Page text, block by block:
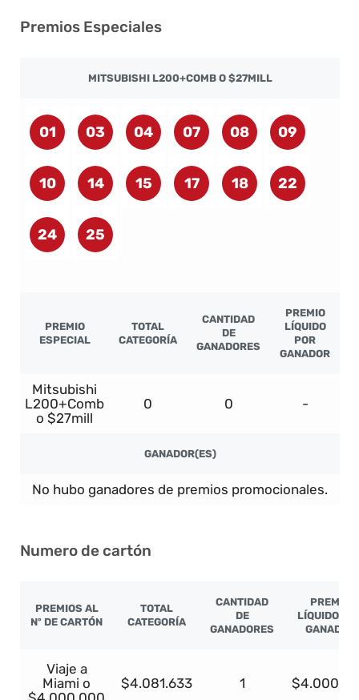
Premios Especiales
MITSUBISHI L200+COMB O $27MILL
01 03 04 07 08 09
10 14 15 17 18 22
24 25
PREMIO
ESPECIAL
TOTAL
CATEGORÍA
CANTIDAD
DE
GANADORES
PREMIO
LÍQUIDO
POR
GANADOR
Mitsubishi
L200+Comb
o $27mill
0 0 -
GANADOR(ES)
No hubo ganadores de premios promocionales.
Numero de cartón
PREMIOS AL
Nº DE CARTÓN
TOTAL
CATEGORÍA
CANTIDAD
DE
GANADORES
PREMIO
LÍQUIDO
GANADOR
Viaje a
Miami o
$4.081.633 1